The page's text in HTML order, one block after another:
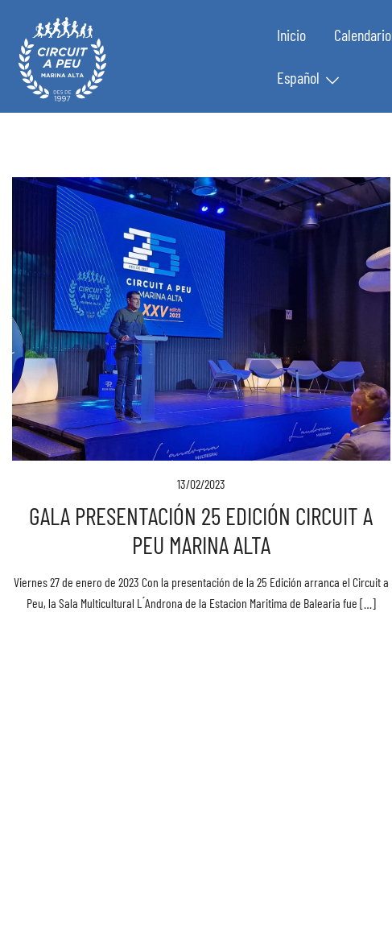
Inicio Calendario
Español
13/02/2023
GALA PRESENTACIÓN 25 EDICIÓN CIRCUIT A
PEU MARINA ALTA
Viernes 27 de enero de 2023 Con la presentación de la 25 Edición arranca el Circuit a
Peu, la Sala Multicultural L ́Androna de la Estacion Maritima de Balearia fue […]